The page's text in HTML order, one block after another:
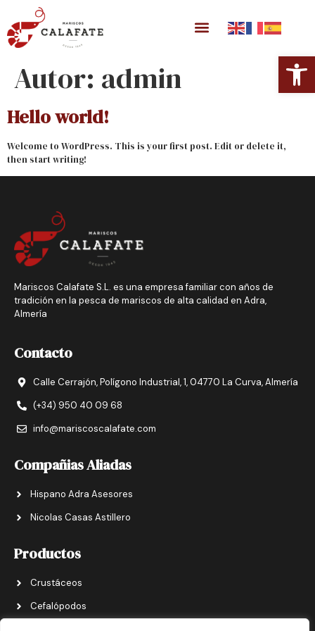
Abrir
Autor: admin
Hello world!
Welcome to WordPress. This is your first post. Edit or delete it,
then start writing!
Mariscos Calafate S.L. es una empresa familiar con años de
tradición en la pesca de mariscos de alta calidad en Adra,
Almería
Contacto
Calle Cerrajón, Polígono Industrial, 1, 04770 La Curva, Almería
(+34) 950 40 09 68
info@mariscoscalafate.com
Compañias Aliadas
Hispano Adra Asesores
Nicolas Casas Astillero
Productos
Crustáceos
Cefalópodos